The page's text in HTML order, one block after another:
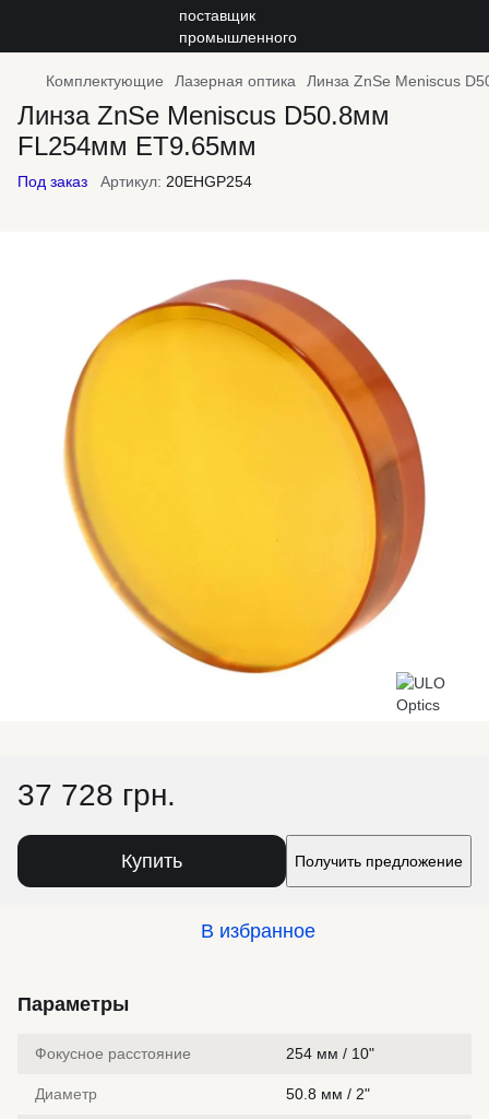
Комплектующие Лазерная оптика Линза ZnSe Meniscus
Линза ZnSe Meniscus D50.8мм
FL254мм ET9.65мм
Под заказ Артикул: 20EHGP254
37 728 грн.
Купить Получить предложение
В избранное
Параметры
Фокусное расстояние 254 мм / 10"
Диаметр 50.8 мм / 2"